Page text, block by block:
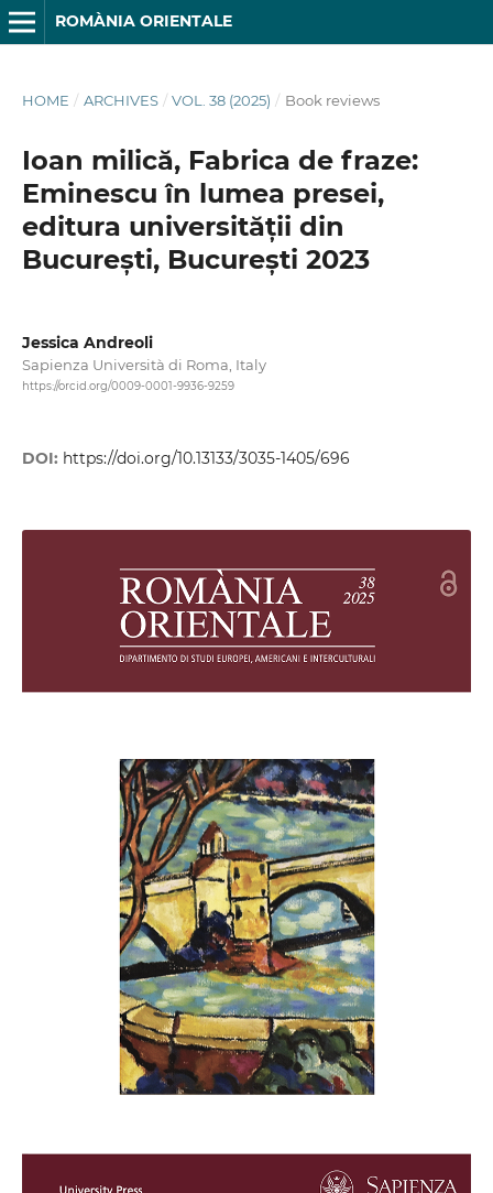
ROMÀNIA ORIENTALE
HOME / ARCHIVES / VOL. 38 (2025) / Book reviews
Ioan milică, Fabrica de fraze:
Eminescu în lumea presei,
editura universității din
București, București 2023
Jessica Andreoli
Sapienza Università di Roma, Italy
https://orcid.org/0009-0001-9936-9259
DOI: https://doi.org/10.13133/3035-1405/696